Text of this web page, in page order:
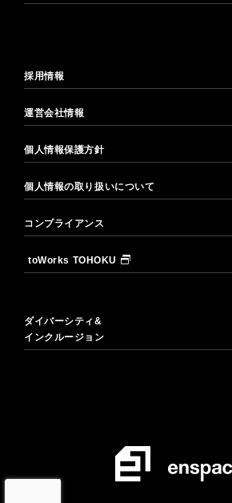
採用情報
運営会社情報
個人情報保護方針
個人情報の取り扱いについて
コンプライアンス
toWorks TOHOKU
ダイバーシティ&
インクルージョン